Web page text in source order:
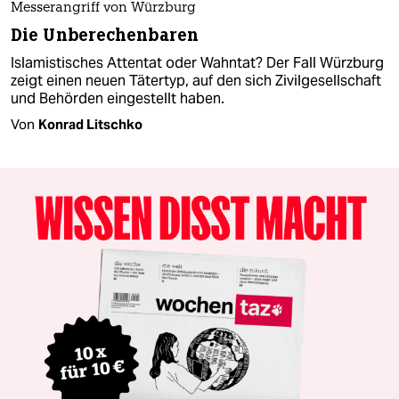
Messerangriff von Würzburg
Die Unberechenbaren
Islamistisches Attentat oder Wahntat? Der Fall Würzburg
zeigt einen neuen Tätertyp, auf den sich Zivilgesellschaft
und Behörden eingestellt haben.
Von Konrad Litschko